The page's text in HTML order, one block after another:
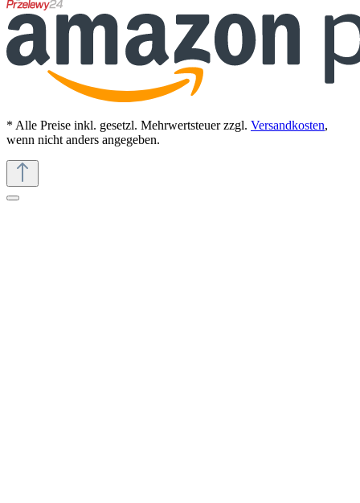
* Alle Preise inkl. gesetzl. Mehrwertsteuer zzgl. Versandkosten,
wenn nicht anders angegeben.